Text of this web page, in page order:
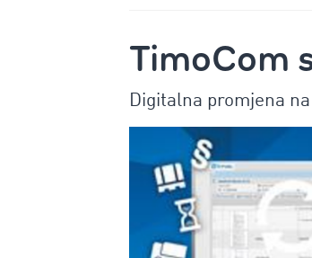
TimoCom
Digitalna promjena